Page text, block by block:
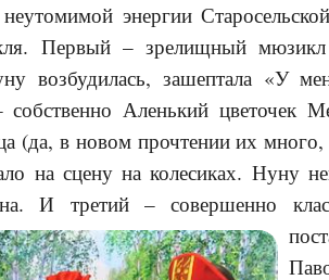
неутомимой энергии
Первый – зрелищный
возбудилась, зашептала «У
собственно Аленький цветочек
(да, в новом прочтении их
на сцену на колесиках. Нуну
И третий – совершенно